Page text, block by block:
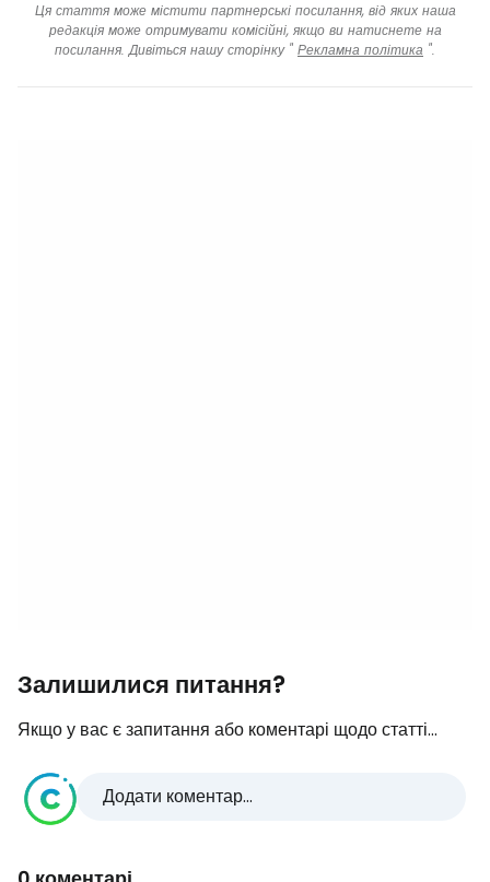
Ця стаття може містити партнерські посилання, від яких наша
редакція може отримувати комісійні, якщо ви натиснете на
посилання. Дивіться нашу сторінку " Рекламна політика ".
Залишилися питання?
Якщо у вас є запитання або коментарі щодо статті...
Додати коментар...